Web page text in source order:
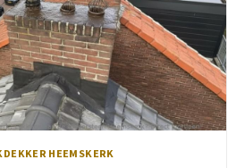
HEEMSKERK